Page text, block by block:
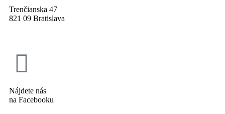
Trenčianska 47
821 09 Bratislava
Nájdete nás
na Facebooku